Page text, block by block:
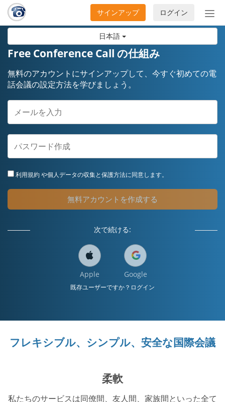
日本語
ナ
ビ
ョ
ログイン
サインアップ
Free Conference Call の仕組み
無料のアカウントにサインアップして、今すぐ初めての電
話会議の設定方法を学びましょう。
利用規約や個人データの収集と保護方法に同意します。
無料アカウントを作成する
次で続ける:
Apple Google
既存ユーザーですか？ログイン
フレキシブル、シンプル、安全な国際会議
柔軟
私たちのサービスは同僚間、友人間、家族間といった全て